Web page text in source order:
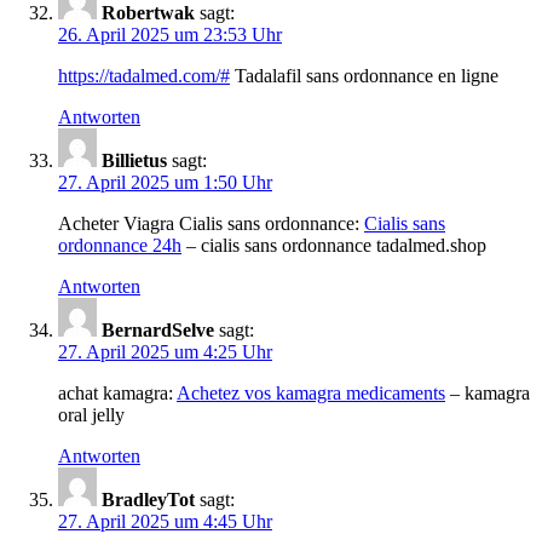
Robertwak sagt:
26. April 2025 um 23:53 Uhr
https://tadalmed.com/# Tadalafil sans ordonnance en ligne
Antworten
Billietus sagt:
27. April 2025 um 1:50 Uhr
Acheter Viagra Cialis sans ordonnance: Cialis sans
ordonnance 24h – cialis sans ordonnance tadalmed.shop
Antworten
BernardSelve sagt:
27. April 2025 um 4:25 Uhr
achat kamagra: Achetez vos kamagra medicaments – kamagra
oral jelly
Antworten
BradleyTot sagt:
27. April 2025 um 4:45 Uhr